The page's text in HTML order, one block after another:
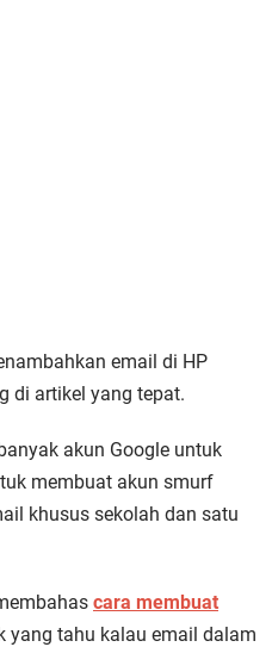
email di HP
di artikel yang tepat.
akun Google untuk
membuat akun smurf
khusus sekolah dan satu
cara membuat
yang tahu kalau email dalam